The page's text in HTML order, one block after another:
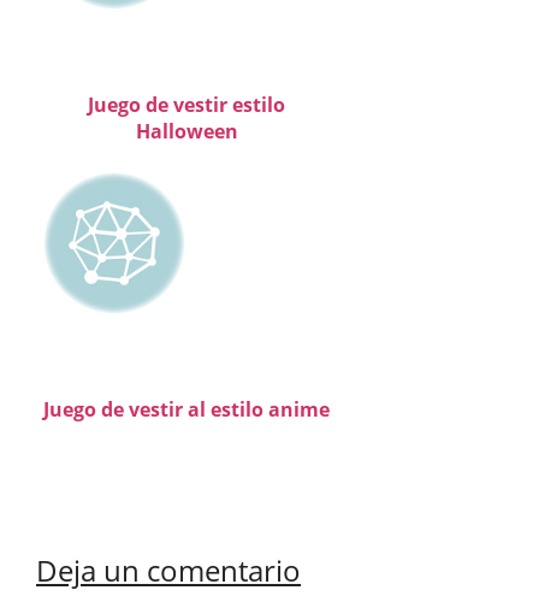
Juego de vestir estilo
Halloween
Juego de vestir al estilo anime
Deja un comentario